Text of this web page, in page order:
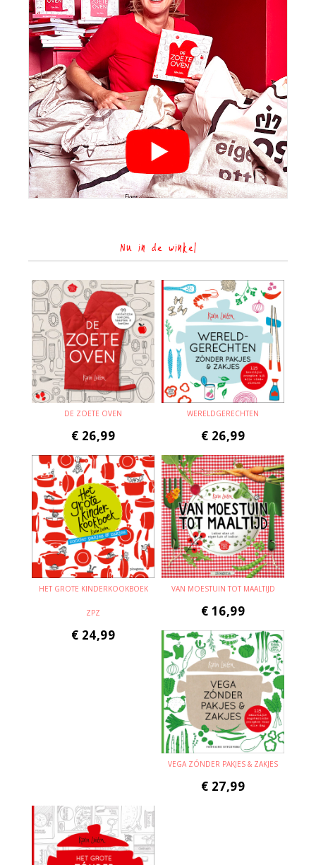
Nu in de winkel
DE ZOETE OVEN
€ 26,99
WERELDGERECHTEN
€ 26,99
HET GROTE KINDERKOOKBOEK
ZPZ
€ 24,99
VAN MOESTUIN TOT MAALTIJD
€ 16,99
VEGA ZÓNDER PAKJES & ZAKJES
€ 27,99